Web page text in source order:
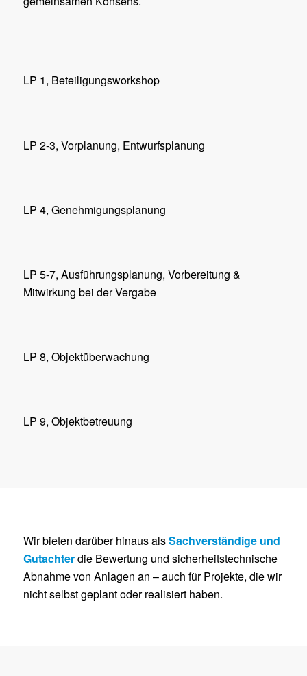
LP 1, Beteiligungsworkshop
LP 2-3, Vorplanung, Entwurfsplanung
LP 4, Genehmigungsplanung
LP 5-7, Ausführungsplanung, Vorbereitung &
Mitwirkung bei der Vergabe
LP 8, Objektüberwachung
LP 9, Objektbetreuung
Wir bieten darüber hinaus alsSachverständige und
Gutachterdie Bewertung und sicherheitstechnische
Abnahme von Anlagen an – auch für Projekte, die wir
nicht selbst geplant oder realisiert haben.